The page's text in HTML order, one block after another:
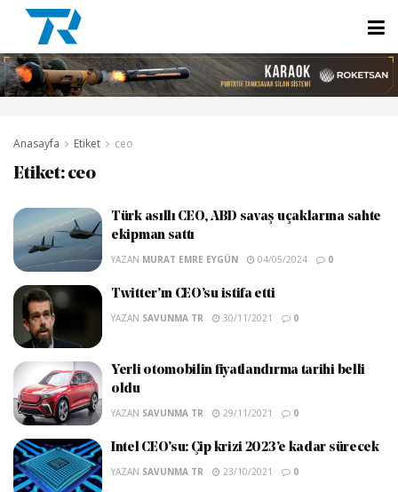
Anasayfa Etiket ceo
Etiket: ceo
Türk asıllı CEO, ABD savaş uçaklarına sahte
ekipman sattı
YAZAN MURAT EMRE EYGÜN 04/05/2024 0
Twitter’ın CEO’su istifa etti
YAZAN SAVUNMA TR 30/11/2021 0
Yerli otomobilin fiyatlandırma tarihi belli
oldu
YAZAN SAVUNMA TR 29/11/2021 0
Intel CEO’su: Çip krizi 2023’e kadar sürecek
YAZAN SAVUNMA TR 23/10/2021 0